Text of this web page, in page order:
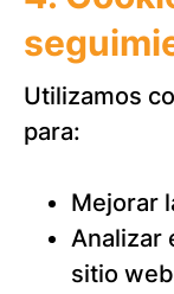
Utilizamos
para:
Mejorar
Analizar
sitio